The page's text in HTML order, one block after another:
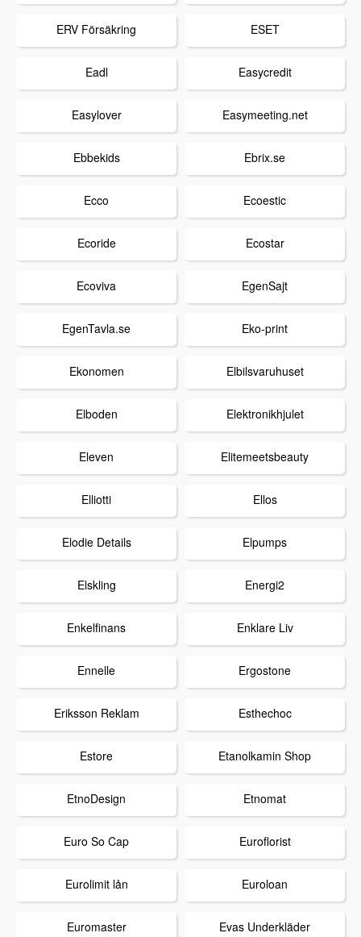
ERV Försäkring ESET
Eadl Easycredit
Easylover Easymeeting.net
Ebbekids Ebrix.se
Ecco Ecoestic
Ecoride Ecostar
Ecoviva EgenSajt
EgenTavla.se Eko-print
Ekonomen Elbilsvaruhuset
Elboden Elektronikhjulet
Eleven Elitemeetsbeauty
Elliotti Ellos
Elodie Details Elpumps
Elskling Energi2
Enkelfinans Enklare Liv
Ennelle Ergostone
Eriksson Reklam Esthechoc
Estore Etanolkamin Shop
EtnoDesign Etnomat
Euro So Cap Euroflorist
Eurolimit lån Euroloan
Euromaster Evas Underkläder